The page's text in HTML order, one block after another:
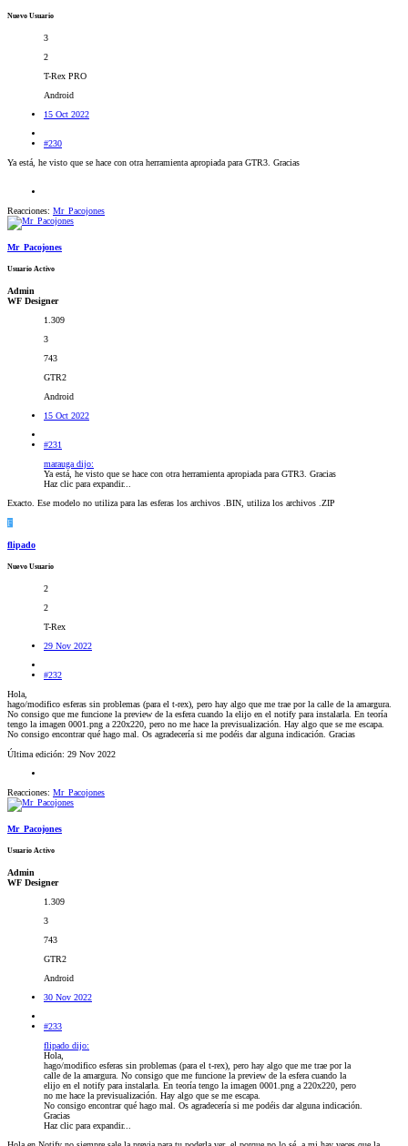
Nuevo Usuario
3
2
T-Rex PRO
Android
15 Oct 2022
#230
Ya está, he visto que se hace con otra herramienta apropiada para GTR3. Gracias
Reacciones: Mr_Pacojones
Mr_Pacojones
Usuario Activo
Admin
WF Designer
1.309
3
743
GTR2
Android
15 Oct 2022
#231
marauga dijo:
Ya está, he visto que se hace con otra herramienta apropiada para GTR3. Gracias
Haz clic para expandir...
Exacto. Ese modelo no utiliza para las esferas los archivos .BIN, utiliza los archivos .ZIP
F
flipado
Nuevo Usuario
2
2
T-Rex
29 Nov 2022
#232
Hola,
hago/modifico esferas sin problemas (para el t-rex), pero hay algo que me trae por la calle de la amargura.
No consigo que me funcione la preview de la esfera cuando la elijo en el notify para instalarla. En teoría
tengo la imagen 0001.png a 220x220, pero no me hace la previsualización. Hay algo que se me escapa.
No consigo encontrar qué hago mal. Os agradecería si me podéis dar alguna indicación. Gracias
Última edición: 29 Nov 2022
Reacciones: Mr_Pacojones
Mr_Pacojones
Usuario Activo
Admin
WF Designer
1.309
3
743
GTR2
Android
30 Nov 2022
#233
flipado dijo:
Hola,
hago/modifico esferas sin problemas (para el t-rex), pero hay algo que me trae por la
calle de la amargura. No consigo que me funcione la preview de la esfera cuando la
elijo en el notify para instalarla. En teoría tengo la imagen 0001.png a 220x220, pero
no me hace la previsualización. Hay algo que se me escapa.
No consigo encontrar qué hago mal. Os agradecería si me podéis dar alguna indicación.
Gracias
Haz clic para expandir...